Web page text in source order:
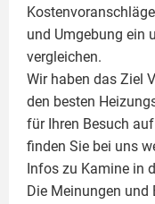
und Umgebung ein
vergleichen.
Wir haben das Ziel
den besten
für Ihren Besuch
finden Sie bei uns
Infos zu Kamine in
Die Meinungen und